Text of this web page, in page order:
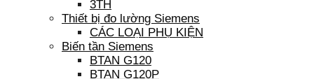
3TH
Thiết bị đo lường Siemens
CÁC LOẠI PHỤ KIỆN
Biến tần Siemens
BTAN G120
BTAN G120P